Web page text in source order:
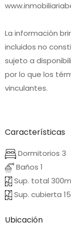
La información
incluidos no
sujeto a
por lo que los
vinculantes.
Características
Dormitorios 3
Baños 1
Sup. total
Sup. cubierta
Ubicación